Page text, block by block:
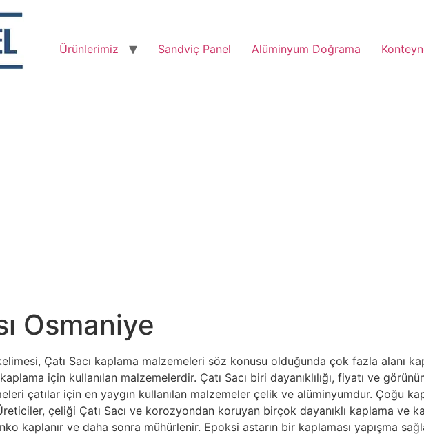
Ürünlerimiz Sandviç Panel Alüminyum Doğrama
Osmaniye
kelimesi, Çatı Sacı kaplama malzemeleri söz konusu olduğunda çok fazla alanı
için kullanılan malzemelerdir. Çatı Sacı biri dayanıklılığı, fiyatı ve
çatılar için en yaygın kullanılan malzemeler çelik ve alüminyumdur. Çoğu
çeliği Çatı Sacı ve korozyondan koruyan birçok dayanıklı kaplama ve
kaplanır ve daha sonra mühürlenir. Epoksi astarın bir kaplaması yapışma